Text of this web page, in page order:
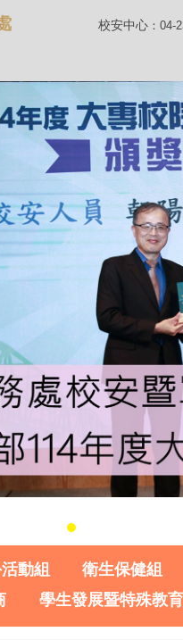
校安中心 ：04-
動組 衛生保健組
學生發展暨特殊教